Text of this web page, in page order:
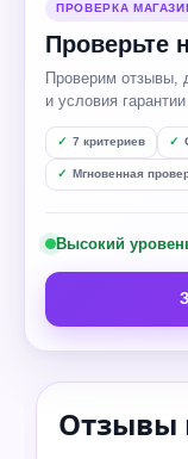
ПРОВЕРКА
Проверьте
Проверим отзывы,
и условия гарантии
7 критериев
Мгновенная
Высокий